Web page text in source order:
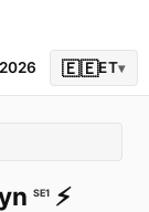
🇪🇪ET▾
SE1 ⚡️